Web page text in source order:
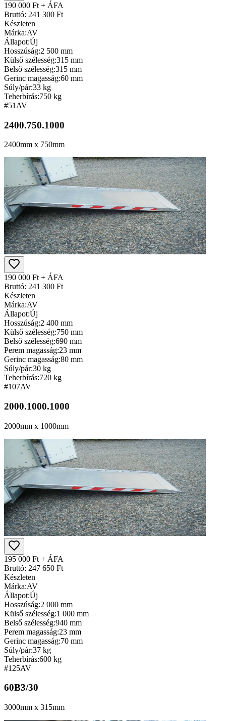
190 000 Ft + ÁFA
Bruttó: 241 300 Ft
Készleten
Márka:AV
Állapot:Új
Hosszúság:2 500 mm
Külső szélesség:315 mm
Belső szélesség:315 mm
Gerinc magasság:60 mm
Súly/pár:33 kg
Teherbírás:750 kg
#51 AV
2400.750.1000
2400mm x 750mm
190 000 Ft + ÁFA
Bruttó: 241 300 Ft
Készleten
Márka:AV
Állapot:Új
Hosszúság:2 400 mm
Külső szélesség:750 mm
Belső szélesség:690 mm
Perem magasság:23 mm
Gerinc magasság:80 mm
Súly/pár:30 kg
Teherbírás:720 kg
#107AV
2000.1000.1000
2000mm x 1000mm
195 000 Ft + ÁFA
Bruttó: 247 650 Ft
Készleten
Márka:AV
Állapot:Új
Hosszúság:2 000 mm
Külső szélesség:1 000 mm
Belső szélesség:940 mm
Perem magasság:23 mm
Gerinc magasság:70 mm
Súly/pár:37 kg
Teherbírás:600 kg
#125AV
60B3/30
3000mm x 315mm